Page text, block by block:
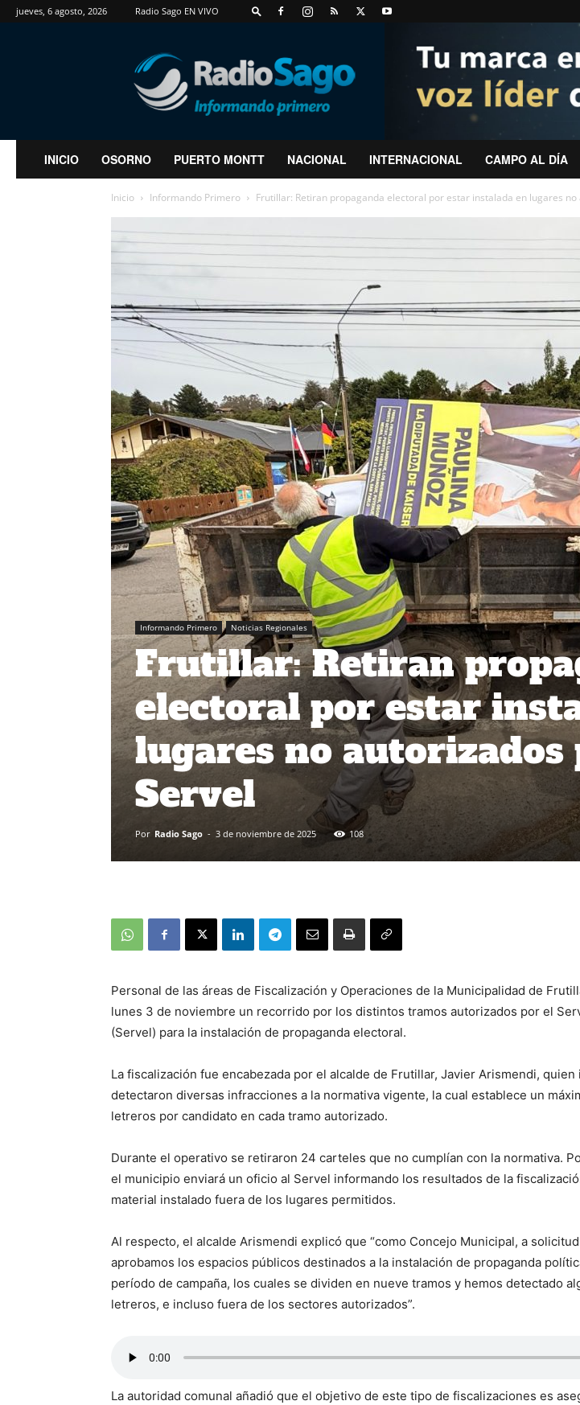
jueves, 6 agosto, 2026 Radio Sago EN VIVO
RadioSago
INICIO OSORNO PUERTO MONTT NACIONAL INTERNACIONAL CAMPO AL DÍA
Inicio Informando Primero Frutillar: Retiran propaganda electoral por estar instalada en lugares no
Informando Primero Noticias Regionales
Frutillar: Retiran
electoral por estar
lugares no autorizados
Servel
Por Radio Sago - 3 de noviembre de 2025 108
Personal de las áreas de Fiscalización y Operaciones de la Municipalidad de
lunes 3 de noviembre un recorrido por los distintos tramos autorizados por el
(Servel) para la instalación de propaganda electoral.
La fiscalización fue encabezada por el alcalde de Frutillar, Javier Arismendi,
detectaron diversas infracciones a la normativa vigente, la cual establece un
letreros por candidato en cada tramo autorizado.
Durante el operativo se retiraron 24 carteles que no cumplían con la normativa.
el municipio enviará un oficio al Servel informando los resultados de la
material instalado fuera de los lugares permitidos.
Al respecto, el alcalde Arismendi explicó que “como Concejo Municipal, a
aprobamos los espacios públicos destinados a la instalación de propaganda
período de campaña, los cuales se dividen en nueve tramos y hemos detectado
letreros, e incluso fuera de los sectores autorizados”.
La autoridad comunal añadió que el objetivo de este tipo de fiscalizaciones es